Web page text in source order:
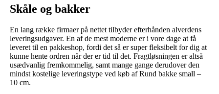
Skåle og bakker
En lang række firmaer på nettet tilbyder efterhånden alverdens
leveringsudgaver. En af de mest moderne er i vore dage at få
leveret til en pakkeshop, fordi det så er super fleksibelt for dig at
kunne hente ordren når der er tid til det. Fragtløsningen er altså
usædvanlig fremkommelig, samt mange gange derudover den
mindst kostelige leveringstype ved køb af Rund bakke small –
10 cm.